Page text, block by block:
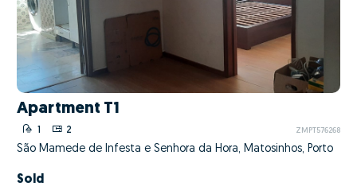
Apartment T1
1 2 ZMPT576268
São Mamede de Infesta e Senhora da Hora, Matosinhos, Porto
Sold